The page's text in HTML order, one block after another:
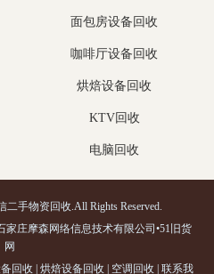
面包房设备回收
咖啡厅设备回收
烘焙设备回收
KTV回收
电脑回收
二手物资回收.All Rights Reserved.
家庄摩森网络信息技术有限公司•51旧货
网
回收 | 烘焙设备回收 | 空调回收 | 联系我